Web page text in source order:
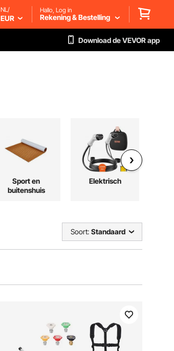
NL/
EUR
Hallo, Log in
Rekening & Bestelling
Download de VEVOR app
Sport en
buitenshuis
Elektrisch
Soort: Standaard